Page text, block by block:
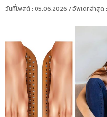
วันที่โพสต์ : 05.06.2026 / อัพเดทล่าสุด :